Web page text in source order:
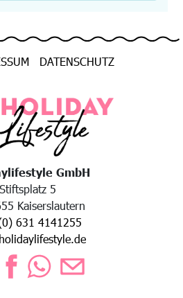
DATENSCHUTZ
GmbH
Stiftsplatz 5
Kaiserslautern
631 4141255